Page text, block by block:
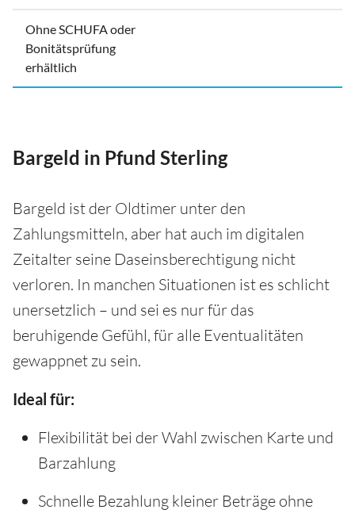
Ohne SCHUFA oder
Bonitätsprüfung
erhältlich
Bargeld in Pfund Sterling
Bargeld ist der Oldtimer unter den
Zahlungsmitteln, aber hat auch im digitalen
Zeitalter seine Daseinsberechtigung nicht
verloren. In manchen Situationen ist es schlicht
unersetzlich – und sei es nur für das
beruhigende Gefühl, für alle Eventualitäten
gewappnet zu sein.
Ideal für:
Flexibilität bei der Wahl zwischen Karte und
Barzahlung
Schnelle Bezahlung kleiner Beträge ohne